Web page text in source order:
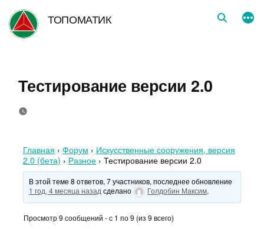
Перейти
содержимому
ТОПОМАТИК
Тестирование версии 2.0
Главная › Форум › Искусственные сооружения, версия
2.0 (бета) › Разное › Тестирование версии 2.0
В этой теме 8 ответов, 7 участников, последнее обновление
1 год, 4 месяца назад сделано Голдобин Максим.
Просмотр 9 сообщений - с 1 по 9 (из 9 всего)